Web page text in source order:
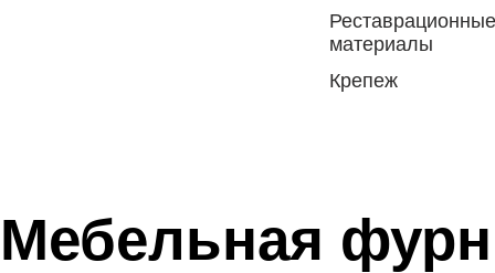
Реставрационные
материалы
Крепеж
Мебельная